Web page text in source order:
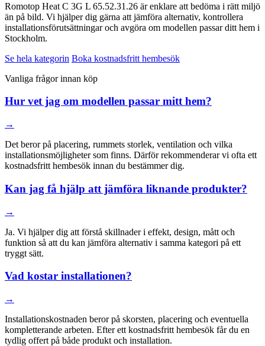
Romotop Heat C 3G L 65.52.31.26 är enklare att bedöma i rätt miljö
än på bild. Vi hjälper dig gärna att jämföra alternativ, kontrollera
installationsförutsättningar och avgöra om modellen passar ditt hem i
Stockholm.
Se hela kategorin Boka kostnadsfritt hembesök
Vanliga frågor innan köp
Hur vet jag om modellen passar mitt hem?
→
Det beror på placering, rummets storlek, ventilation och vilka
installationsmöjligheter som finns. Därför rekommenderar vi ofta ett
kostnadsfritt hembesök innan du bestämmer dig.
Kan jag få hjälp att jämföra liknande produkter?
→
Ja. Vi hjälper dig att förstå skillnader i effekt, design, mått och
funktion så att du kan jämföra alternativ i samma kategori på ett
tryggt sätt.
Vad kostar installationen?
→
Installationskostnaden beror på skorsten, placering och eventuella
kompletterande arbeten. Efter ett kostnadsfritt hembesök får du en
tydlig offert på både produkt och installation.